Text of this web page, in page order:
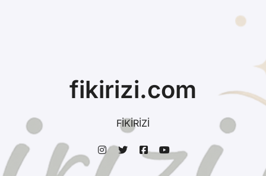
fikirizi.com
FİKİRİZİ